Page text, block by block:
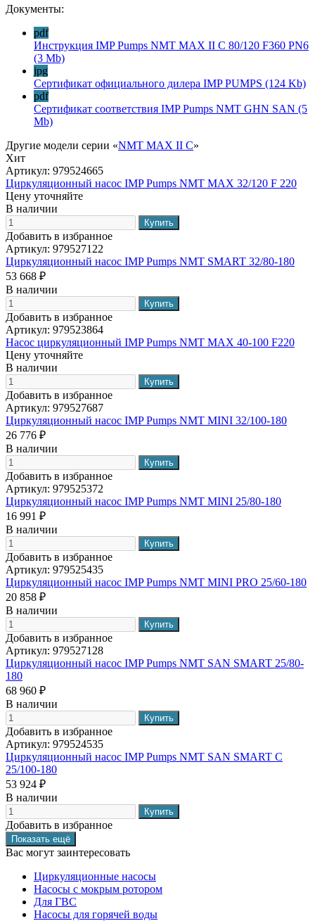
Документы:
pdf
Инструкция IMP Pumps NMT MAX II C 80/120 F360 PN6
(3 Mb)
jpg
Сертификат официального дилера IMP PUMPS (124 Kb)
pdf
Сертификат соответствия IMP Pumps NMT GHN SAN (5
Mb)
Другие модели серии «NMT MAX II C»
Хит
Артикул: 979524665
Циркуляционный насос IMP Pumps NMT MAX 32/120 F 220
Цену уточняйте
В наличии
Добавить в избранное
Артикул: 979527122
Циркуляционный насос IMP Pumps NMT SMART 32/80-180
53 668 ₽
В наличии
Добавить в избранное
Артикул: 979523864
Насос циркуляционный IMP Pumps NMT MAX 40-100 F220
Цену уточняйте
В наличии
Добавить в избранное
Артикул: 979527687
Циркуляционный насос IMP Pumps NMT MINI 32/100-180
26 776 ₽
В наличии
Добавить в избранное
Артикул: 979525372
Циркуляционный насос IMP Pumps NMT MINI 25/80-180
16 991 ₽
В наличии
Добавить в избранное
Артикул: 979525435
Циркуляционный насос IMP Pumps NMT MINI PRO 25/60-180
20 858 ₽
В наличии
Добавить в избранное
Артикул: 979527128
Циркуляционный насос IMP Pumps NMT SAN SMART 25/80-
180
68 960 ₽
В наличии
Добавить в избранное
Артикул: 979524535
Циркуляционный насос IMP Pumps NMT SAN SMART C
25/100-180
53 924 ₽
В наличии
Добавить в избранное
Вас могут заинтересовать
Циркуляционные насосы
Насосы с мокрым ротором
Для ГВС
Насосы для горячей воды